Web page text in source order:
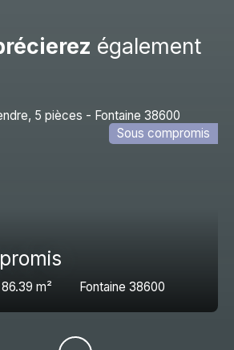
également
86.39 m² Fontaine 38600
Sous compromis